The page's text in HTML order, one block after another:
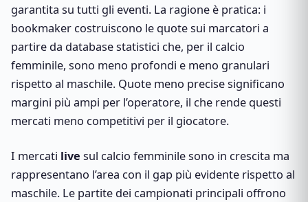
garantita su tutti gli eventi. La ragione è pratica: i
bookmaker costruiscono le quote sui marcatori a
partire da database statistici che, per il calcio
femminile, sono meno profondi e meno granulari
rispetto al maschile. Quote meno precise significano
margini più ampi per l’operatore, il che rende questi
mercati meno competitivi per il giocatore.
I mercati live sul calcio femminile sono in crescita ma
rappresentano l’area con il gap più evidente rispetto al
maschile. Le partite dei campionati principali offrono